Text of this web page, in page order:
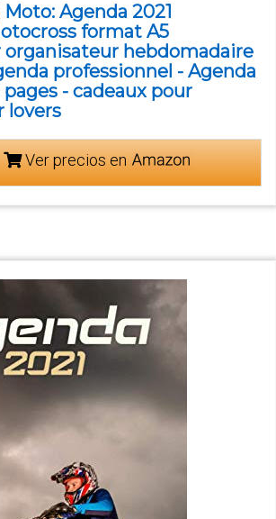
Agenda 2021
format A5
organisateur hebdomadaire
professionnel - Agenda
pages - cadeaux pour
lovers
Ver precios en